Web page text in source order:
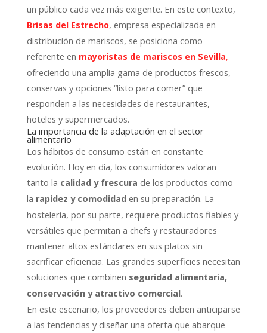
un público cada vez más exigente. En este contexto,
Brisas del Estrecho, empresa especializada en
distribución de mariscos, se posiciona como
referente en mayoristas de mariscos en Sevilla,
ofreciendo una amplia gama de productos frescos,
conservas y opciones “listo para comer” que
responden a las necesidades de restaurantes,
hoteles y supermercados.
La importancia de la adaptación en el sector
alimentario
Los hábitos de consumo están en constante
evolución. Hoy en día, los consumidores valoran
tanto la calidad y frescura de los productos como
la rapidez y comodidaden su preparación. La
hostelería, por su parte, requiere productos fiables y
versátiles que permitan a chefs y restauradores
mantener altos estándares en sus platos sin
sacrificar eficiencia. Las grandes superficies necesitan
soluciones que combinen seguridad alimentaria,
conservación y atractivo comercial.
En este escenario, los proveedores deben anticiparse
a las tendencias y diseñar una oferta que abarque